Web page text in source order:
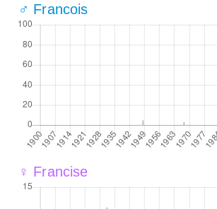
♂ Francois
♀ Francise